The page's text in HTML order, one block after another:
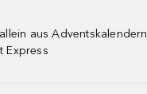
aus
Express